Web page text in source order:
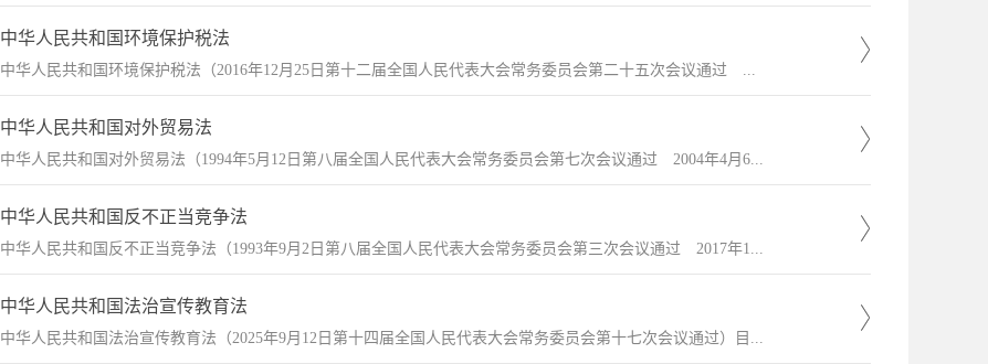
中华人民共和国环境保护税法
中华人民共和国环境保护税法（2016年12月25日第十二届全国人民代表大会常务委员会第二十五次会议通过 ...
中华人民共和国对外贸易法
中华人民共和国对外贸易法（1994年5月12日第八届全国人民代表大会常务委员会第七次会议通过 2004年4月6...
中华人民共和国反不正当竞争法
中华人民共和国反不正当竞争法（1993年9月2日第八届全国人民代表大会常务委员会第三次会议通过 2017年1...
中华人民共和国法治宣传教育法
中华人民共和国法治宣传教育法（2025年9月12日第十四届全国人民代表大会常务委员会第十七次会议通过）目...